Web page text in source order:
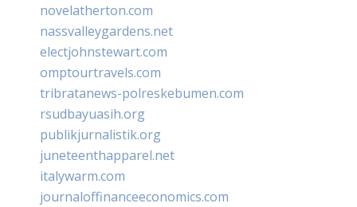
novelatherton.com
nassvalleygardens.net
electjohnstewart.com
omptourtravels.com
tribratanews-polreskebumen.com
rsudbayuasih.org
publikjurnalistik.org
juneteenthapparel.net
italywarm.com
journaloffinanceeconomics.com